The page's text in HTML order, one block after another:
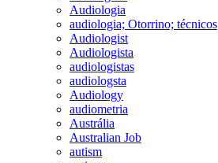
Audiologia
audiologia; Otorrino; técnicos
Audiologist
Audiologista
audiologistas
audiologsta
Audiology
audiometria
Austrália
Australian Job
autism